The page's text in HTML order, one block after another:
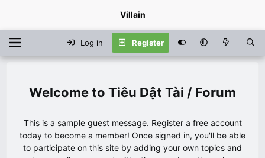
Villain
Log in Register
Tiêu Dật Tài / Forum
This is a sample guest message. Register a free account
today to become a member! Once signed in, you'll be able
to participate on this site by adding your own topics and